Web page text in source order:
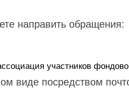
направить обращения:
участников
виде посредством